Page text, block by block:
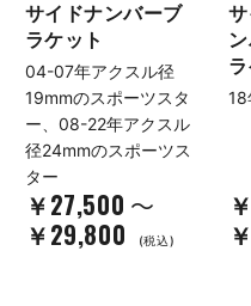
サイドナンバーブ
ラケット
04-07年アクスル径
19mmのスポーツスタ
ー、08-22年アクスル
径24mmのスポーツス
ター
￥27,500 ～
￥29,800 (税込)
18